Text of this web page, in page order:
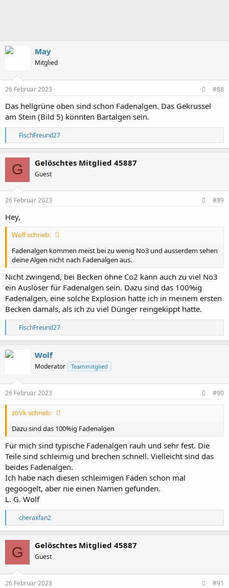
May
Mitglied
26 Februar 2023 #88
Das hellgrüne oben sind schon Fadenalgen. Das Gekrussel
am Stein (Bild 5) könnten Bartalgen sein.
R
e
a
k
t
i
o
n
e
:
FischFreund27
G Gelöschtes Mitglied 45887
Guest
26 Februar 2023 #89
Hey,
Wolf schrieb:
Fadenalgen kommen meist bei zu wenig No3 und ausserdem sehen
deine Algen nicht nach Fadenalgen aus.
Nicht zwingend, bei Becken ohne Co2 kann auch zu viel No3
ein Auslöser für Fadenalgen sein. Dazu sind das 100%ig
Fadenalgen, eine solche Explosion hatte ich in meinem ersten
Becken damals, als ich zu viel Dünger reingekippt hatte.
R
e
a
n
e
FischFreund27
Wolf
Moderator Teammitglied
26 Februar 2023 #90
zoVk schrieb:
Dazu sind das 100%ig Fadenalgen
Für mich sind typische Fadenalgen rauh und sehr fest. Die
Teile sind schleimig und brechen schnell. Vielleicht sind das
beides Fadenalgen.
Ich habe nach diesen schleimigen Fäden schon mal
gegoogelt, aber nie einen Namen gefunden.
L. G. Wolf
R
e
a
k
t
i
o
n
e
cheraxfan2
G Gelöschtes Mitglied 45887
Guest
26 Februar 2023 #91